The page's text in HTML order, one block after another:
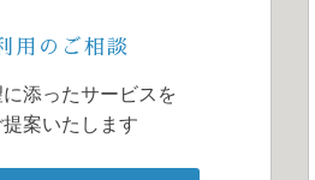
用のご相談
に添ったサービスを
提案いたします